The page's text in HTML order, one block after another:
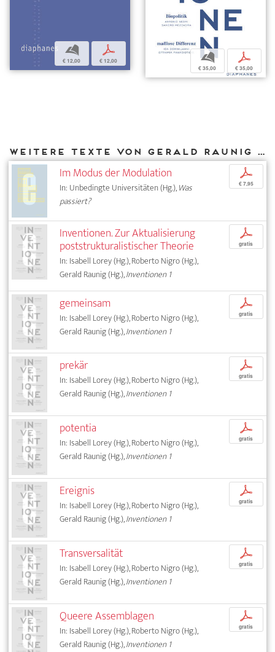
b
€ 12,00
p
€ 12,00 b
€ 35,00
p
€ 35,00
Weitere Texte von Gerald Raunig bei DIAPHANES
Im Modus der Modulation
In: Unbedingte Universitäten (Hg.),Was
passiert?
p
€ 7,95
Inventionen. Zur Aktualisierung
poststrukturalistischer Theorie
In: Isabell Lorey (Hg.), Roberto Nigro (Hg.),
Gerald Raunig (Hg.),Inventionen 1
p
gratis
gemeinsam
In: Isabell Lorey (Hg.), Roberto Nigro (Hg.),
Gerald Raunig (Hg.),Inventionen 1
p
gratis
prekär
In: Isabell Lorey (Hg.), Roberto Nigro (Hg.),
Gerald Raunig (Hg.),Inventionen 1
p
gratis
potentia
In: Isabell Lorey (Hg.), Roberto Nigro (Hg.),
Gerald Raunig (Hg.),Inventionen 1
p
gratis
Ereignis
In: Isabell Lorey (Hg.), Roberto Nigro (Hg.),
Gerald Raunig (Hg.),Inventionen 1
p
gratis
Transversalität
In: Isabell Lorey (Hg.), Roberto Nigro (Hg.),
Gerald Raunig (Hg.),Inventionen 1
p
gratis
Queere Assemblagen
In: Isabell Lorey (Hg.), Roberto Nigro (Hg.),
Gerald Raunig (Hg.),Inventionen 1
p
gratis